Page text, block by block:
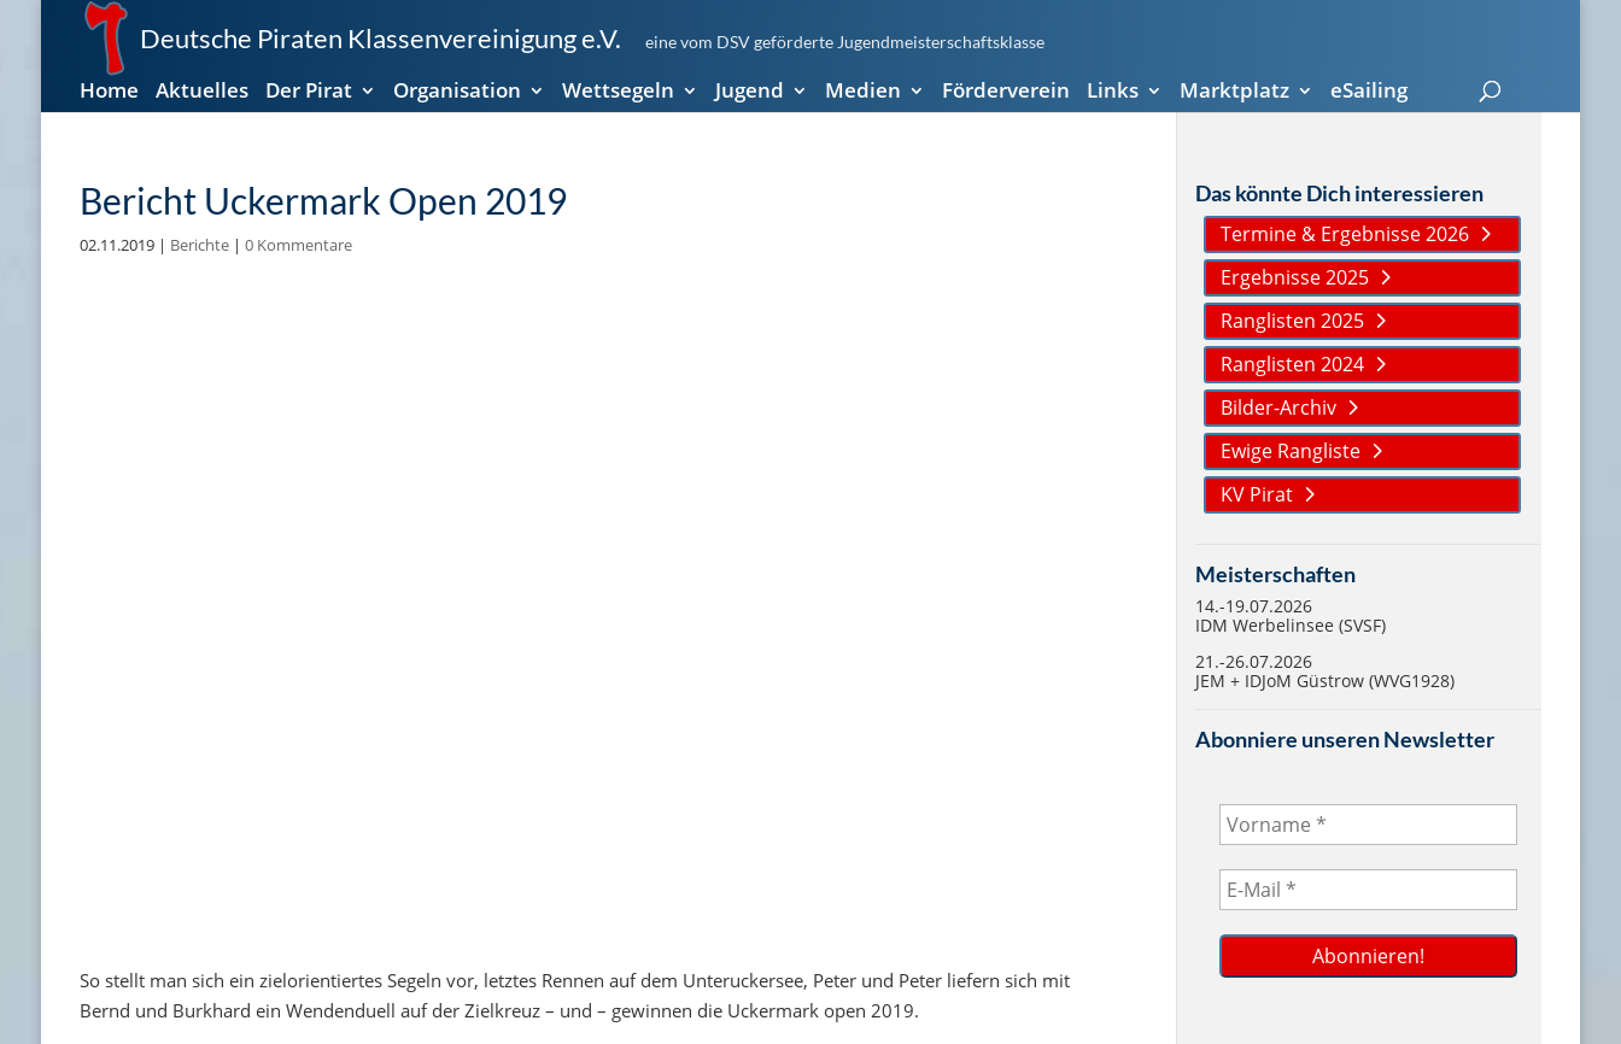
Deutsche Piraten Klassenvereinigung e.V. eine vom DSV geförderte Jugendmeisterschaftsklasse
Home Aktuelles Der Pirat Organisation Wettsegeln Jugend Medien Förderverein Links Marktplatz eSailing
Bericht Uckermark Open 2019
02.11.2019| Berichte| 0 Kommentare
So stellt man sich ein zielorientiertes Segeln vor, letztes Rennen auf dem Unteruckersee, Peter und Peter liefern sich mit
Bernd und Burkhard ein Wendenduell auf der Zielkreuz – und – gewinnen die Uckermark open 2019.
Das könnte Dich interessieren
Termine & Ergebnisse 2026
Ergebnisse 2025
Ranglisten 2025
Ranglisten 2024
Bilder-Archiv
Ewige Rangliste
KV Pirat
Meisterschaften
14.-19.07.2026
IDM Werbelinsee (SVSF)
21.-26.07.2026
JEM + IDJoM Güstrow (WVG1928)
Abonniere unseren Newsletter